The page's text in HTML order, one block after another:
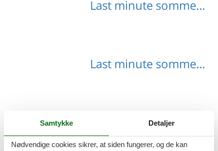
Last minute sommerhuse Eijsden-Margraten
Last minute sommerhuse Gulpen-Wittem
Samtykke Detaljer
Nødvendige cookies sikrer, at siden fungerer, og de kan